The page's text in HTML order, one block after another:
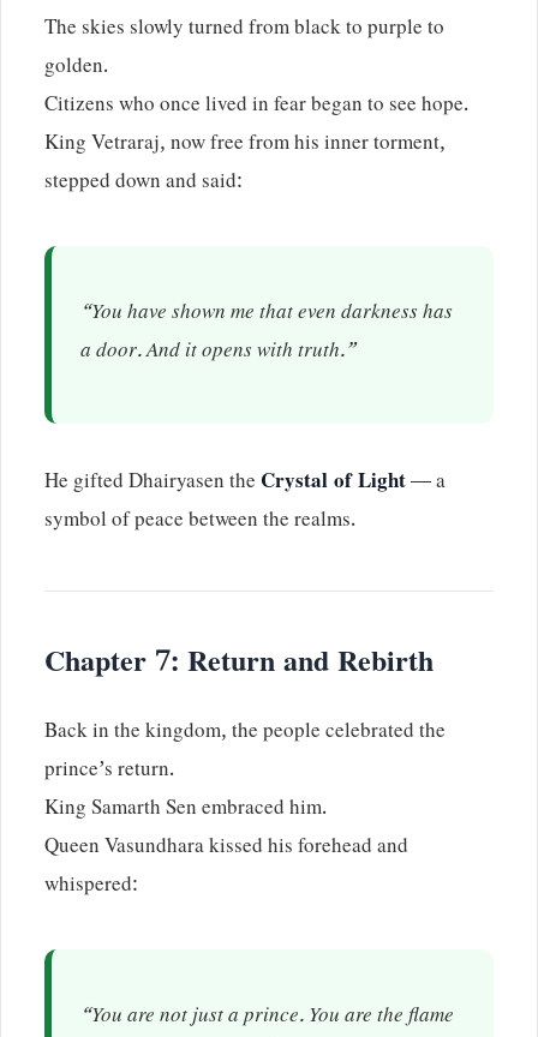
The skies slowly turned from black to purple to
golden.
Citizens who once lived in fear began to see hope.
King Vetraraj, now free from his inner torment,
stepped down and said:
“You have shown me that even darkness has
a door. And it opens with truth.”
He gifted Dhairyasen the Crystal of Light— a
symbol of peace between the realms.
Chapter 7: Return and Rebirth
Back in the kingdom, the people celebrated the
prince’s return.
King Samarth Sen embraced him.
Queen Vasundhara kissed his forehead and
whispered:
“You are not just a prince. You are the flame